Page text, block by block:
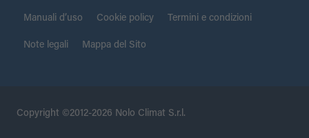
Manuali d’uso Cookie policy Termini e condizioni
Note legali Mappa del Sito
Copyright ©2012-2026 Nolo Climat S.r.l.